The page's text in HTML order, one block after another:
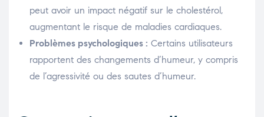
peut avoir un impact négatif sur le cholestérol,
augmentant le risque de maladies cardiaques.
Problèmes psychologiques : Certains utilisateurs
rapportent des changements d’humeur, y compris
de l’agressivité ou des sautes d’humeur.